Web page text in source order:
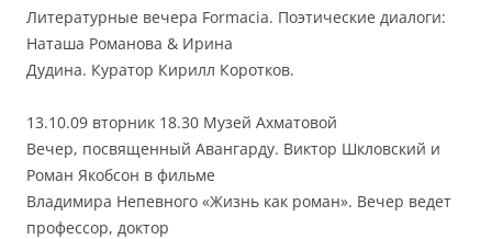
Литературные вечера Formacia. Поэтические диалоги:
Наташа Романова & Ирина
Дудина. Куратор Кирилл Коротков.
13.10.09 вторник 18.30 Музей Ахматовой
Вечер, посвященный Авангарду. Виктор Шкловский и
Роман Якобсон в фильме
Владимира Непевного «Жизнь как роман». Вечер ведет
профессор, доктор